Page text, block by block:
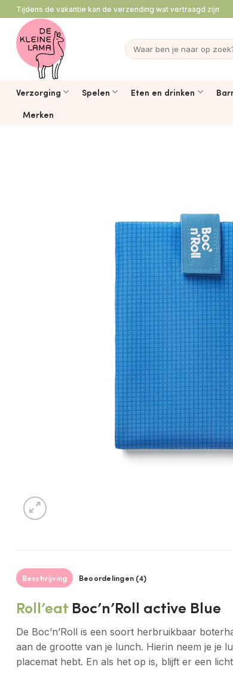
naar
inhoud
Tijdens de vakantie kan de verzending wat vertraagd zijn
Zoeken
naar:
Verzorging Spelen Eten en drinken
Merken
Beschrijving Beoordelingen (4)
Roll’eat Boc’n’Roll active Blue
De Boc’n’Roll is een soort herbruikbaar
aan de grootte van je lunch. Hierin neem je je
placemat hebt. En als het op is, blijft er een